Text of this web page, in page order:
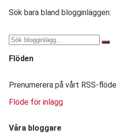
Sök bara bland blogginläggen:
Flöden
Prenumerera på vårt RSS-flöde
Flöde för inlägg
Våra bloggare